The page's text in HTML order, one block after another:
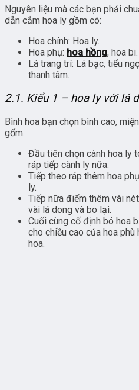
Nguyên liệu mà các bạn phải
dẫn cắm hoa ly gồm có:
Hoa chính: Hoa ly.
Hoa phụ: hoa hồng, hoa bi.
Lá trang trí: Lá bạc, tiểu
thanh tâm.
2.1. Kiểu 1 – hoa ly với lá
Bình hoa bạn chọn bình cao,
gốm.
Đầu tiên chọn cành hoa ly
ráp tiếp cành ly nữa.
Tiếp theo ráp thêm hoa
ly.
Tiếp nữa điểm thêm vài
vài lá dong và bo lại.
Cuối cùng cố định bó hoa
cho chiều cao của hoa
hoa.